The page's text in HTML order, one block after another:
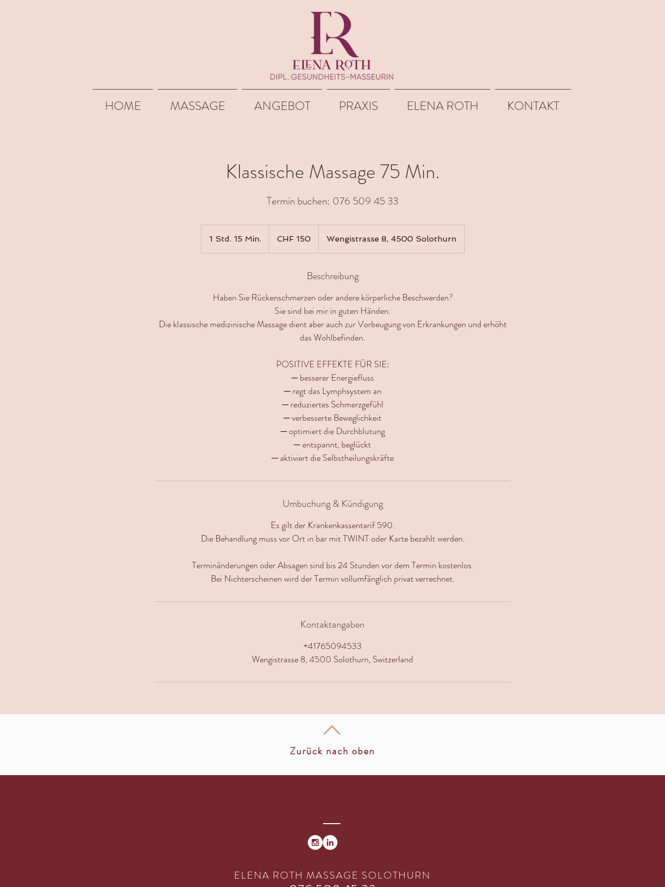
HOME MASSAGE ANGEBOT PRAXIS ELENA ROTH KONTAKT
Klassische Massage 75 Min.
Termin buchen: 076 509 45 33
1 Std. 15 Min.
S
5
i
Franken
CHF 150 Wengistrasse 8, 4500 Solothurn
Beschreibung
Haben Sie Rückenschmerzen oder andere körperliche Beschwerden?
Sie sind bei mir in guten Händen.
Die klassische medizinische Massage dient aber auch zur Vorbeugung von Erkrankungen und erhöht
das Wohlbefinden.
POSITIVE EFFEKTE FÜR SIE:
─ besserer Energiefluss
─ regt das Lymphsystem an
─ reduziertes Schmerzgefühl
─ verbesserte Beweglichkeit
─ optimiert die Durchblutung
─ entspannt, beglückt
─ aktiviert die Selbstheilungskräfte
Umbuchung & Kündigung
Es gilt der Krankenkassentarif 590.
Die Behandlung muss vor Ort in bar mit TWINT oder Karte bezahlt werden.
Terminänderungen oder Absagen sind bis 24 Stunden vor dem Termin kostenlos.
Bei Nichterscheinen wird der Termin vollumfänglich privat verrechnet.
Kontaktangaben
+41765094533
Wengistrasse 8, 4500 Solothurn, Switzerland
Zurück nach oben
ELENA ROTH MASSAGE SOLOTHURN